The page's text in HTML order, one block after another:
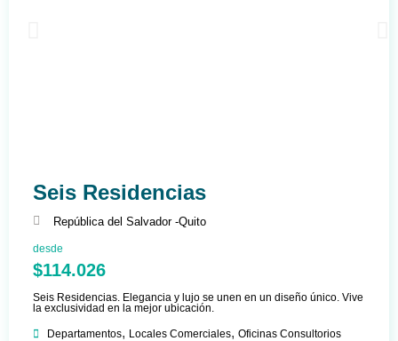
Seis Residencias
República del Salvador -Quito
desde
$114.026
Seis Residencias. Elegancia y lujo se unen en un diseño único. Vive
la exclusividad en la mejor ubicación.
Departamentos, Locales Comerciales, Oficinas Consultorios